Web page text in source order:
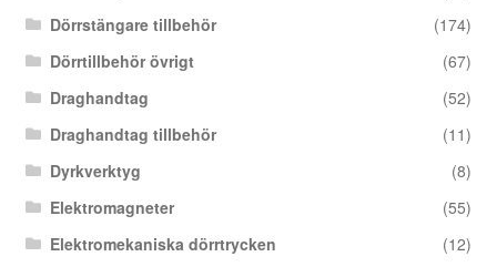
Dörrstängare tillbehör
(174)
Dörrtillbehör övrigt
(67)
Draghandtag
(52)
Draghandtag tillbehör
(11)
Dyrkverktyg
(8)
Elektromagneter
(55)
Elektromekaniska dörrtrycken
(12)